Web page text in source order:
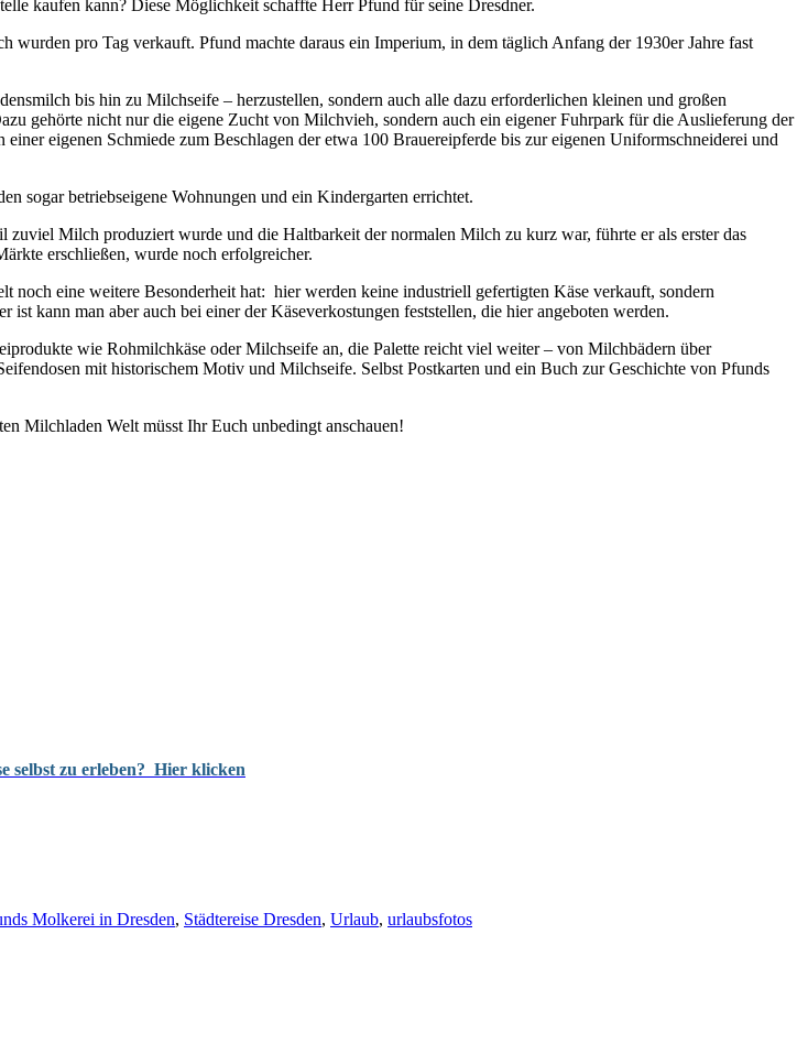
kaufen kann? Diese Möglichkeit schaffte Herr Pfund für seine Dresdner.
pro Tag verkauft. Pfund machte daraus ein Imperium, in dem täglich Anfang der 1930er Jahre fast
bis hin zu Milchseife – herzustellen, sondern auch alle dazu erforderlichen kleinen und großen
gehörte nicht nur die eigene Zucht von Milchvieh, sondern auch ein eigener Fuhrpark für die Auslieferung der
eigenen Schmiede zum Beschlagen der etwa 100 Brauereipferde bis zur eigenen Uniformschneiderei und
sogar betriebseigene Wohnungen und ein Kindergarten errichtet.
Milch produziert wurde und die Haltbarkeit der normalen Milch zu kurz war, führte er als erster das
erschließen, wurde noch erfolgreicher.
eine weitere Besonderheit hat: hier werden keine industriell gefertigten Käse verkauft, sondern
kann man aber auch bei einer der Käseverkostungen feststellen, die hier angeboten werden.
wie Rohmilchkäse oder Milchseife an, die Palette reicht viel weiter – von Milchbädern über
mit historischem Motiv und Milchseife. Selbst Postkarten und ein Buch zur Geschichte von Pfunds
Milchladen Welt müsst Ihr Euch unbedingt anschauen!
selbst zu erleben? Hier klicken
Molkerei in Dresden, Städtereise Dresden, Urlaub, urlaubsfotos